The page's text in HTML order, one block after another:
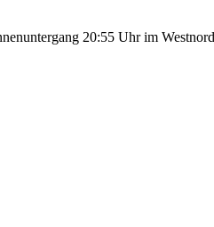
20:55 Uhr im